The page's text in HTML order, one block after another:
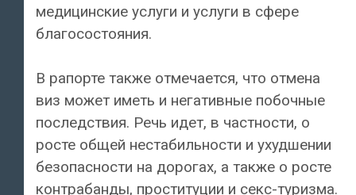
медицинские услуги и услуги в сфере
благосостояния.
В рапорте также отмечается, что отмена
виз может иметь и негативные побочные
последствия. Речь идет, в частности, о
росте общей нестабильности и ухудшении
безопасности на дорогах, а также о росте
контрабанды, проституции и секс-туризма.